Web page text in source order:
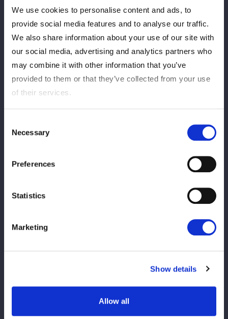
We use cookies to personalise content and ads, to
provide social media features and to analyse our traffic.
We also share information about your use of our site with
our social media, advertising and analytics partners who
may combine it with other information that you’ve
provided to them or that they’ve collected from your use
of their services.
Selection
Necessary
Preferences
Statistics
Marketing
Show details
Allow all
す。
その他、各種ルールをお守りいただけないお客様についても、悪
質を判断した場合には退場していただきます。
その際、入場料金の返金等はございません。あらかじめご了承く
ださい。
※列が途切れ次第終了となります。
※お時間および在庫に限りがございますため、定員に達し次第、
新規のお並びをお断りさせていただきます。
※お会計後は、手になにも持たずお渡し会にご参加ください。
どの行為はお断りさせていただきます。
※ファンレター、プレゼントなどあらゆる贈り物等はお受けでき
※選手への握手やボディータッチ等、身体的接触はお控えくださ
またツーショット写真、動画などあらゆる撮影をお断りさせてい
※その他のご注意事項は大会ページの【ご観戦にあたっての禁止
※現金のみのお取扱いとなります。ご了承くださいませ。
※混雑回避の為、事前にお会計のご準備をお願いいたします。
※お客様1名ずつのお渡しとなります。複数名でのご参加はお断
りいたします。（未就学児のみ保護者様同伴でご参加いただけま